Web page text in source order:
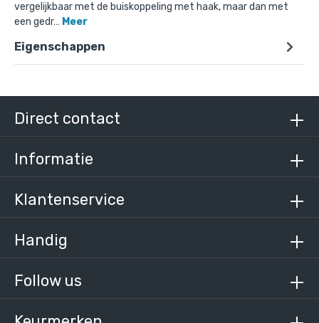
vergelijkbaar met de buiskoppeling met haak, maar dan met
een gedr… Meer
Eigenschappen
Doos Kapstokhaak - zwart-D / 42,4 mm (120
stuks)
€ 614,55 excl. BTW
Follow us
Direct contact
Informatie
Klantenservice
Handig